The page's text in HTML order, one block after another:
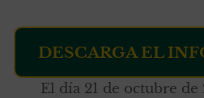
DESCARGA EL
El día 21 de octubre de